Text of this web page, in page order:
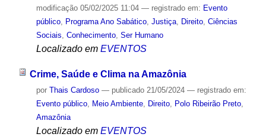
modificação05/02/2025 11:04 — registrado em: Evento
público, Programa Ano Sabático, Justiça, Direito, Ciências
Sociais, Conhecimento, Ser Humano
Localizado em EVENTOS
Crime, Saúde e Clima na Amazônia
por Thais Cardoso — publicado21/05/2024 — registrado em:
Evento público, Meio Ambiente, Direito, Polo Ribeirão Preto,
Amazônia
Localizado em EVENTOS